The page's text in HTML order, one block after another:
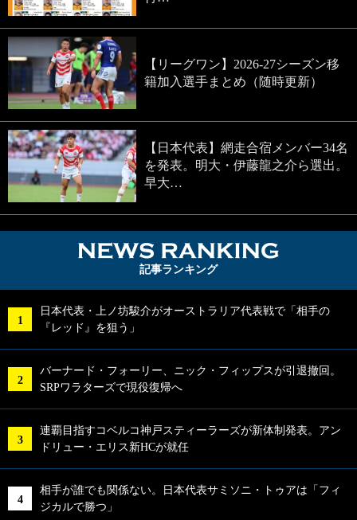
【リーグワン】2026-27シーズン移
籍加入選手まとめ（随時更新）
【日本代表】網走合宿メンバー34名
を発表。明大・伊藤龍之介ら選出。
早大…
記事ランキング
日本代表・上ノ坊駿介がオーストラリア代表戦で「相手の
『レッド』を狙う」
バーナード・フォーリー、ニック・フィップスが引退撤回。
SRPワラターズで現役復帰へ
連覇目指すコベルコ神戸スティーラーズが新体制発表。アン
ドリュー・エリス新HCが就任
相手が誰でも関係ない。日本代表サミソニ・トゥアは「フィ
ジカルで勝つ」